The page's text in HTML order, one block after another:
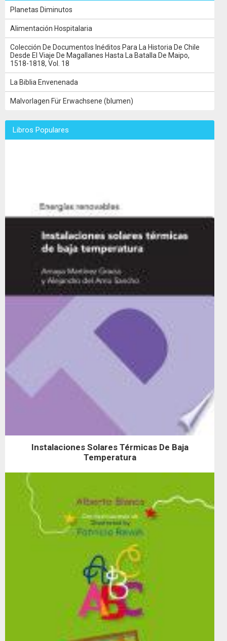
Planetas Diminutos
Alimentación Hospitalaria
Colección De Documentos Inéditos Para La Historia De Chile
Desde El Viaje De Magallanes Hasta La Batalla De Maipo,
1518-1818, Vol. 18
La Biblia Envenenada
Malvorlagen Für Erwachsene (blumen)
Libros Populares
Instalaciones Solares Térmicas De Baja
Temperatura